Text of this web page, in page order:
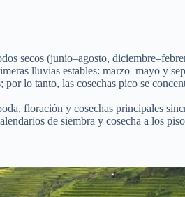
secos (junio–agosto,
lluvias estables: marzo–mayo y
lo tanto, las cosechas pico se
floración y cosechas principales
de siembra y cosecha a los